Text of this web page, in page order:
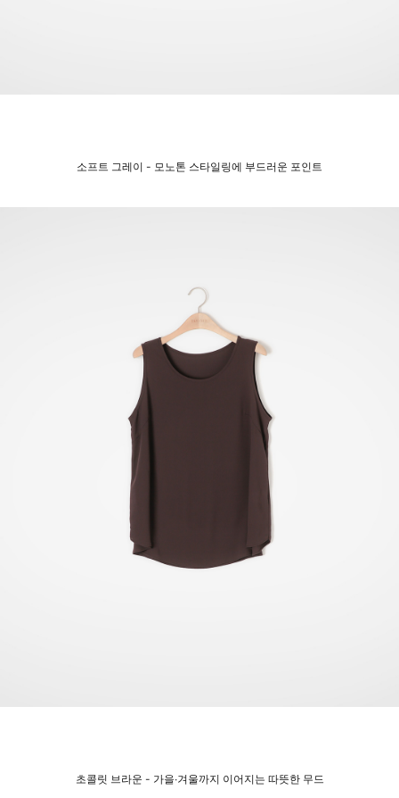
소프트 그레이 - 모노톤 스타일링에 부드러운 포인트
초콜릿 브라운 - 가을∙겨울까지 이어지는 따뜻한 무드